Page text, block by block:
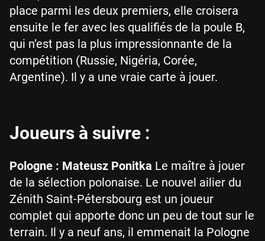
place parmi les deux premiers, elle croisera
ensuite le fer avec les qualifiés de la poule B,
qui n’est pas la plus impressionnante de la
compétition (Russie, Nigéria, Corée,
Argentine). Il y a une vraie carte à jouer.
Joueurs à suivre :
Pologne : Mateusz Ponitka Le maître à jouer
de la sélection polonaise. Le nouvel ailier du
Zénith Saint-Pétersbourg est un joueur
complet qui apporte donc un peu de tout sur le
terrain. Il y a neuf ans, il emmenait la Pologne